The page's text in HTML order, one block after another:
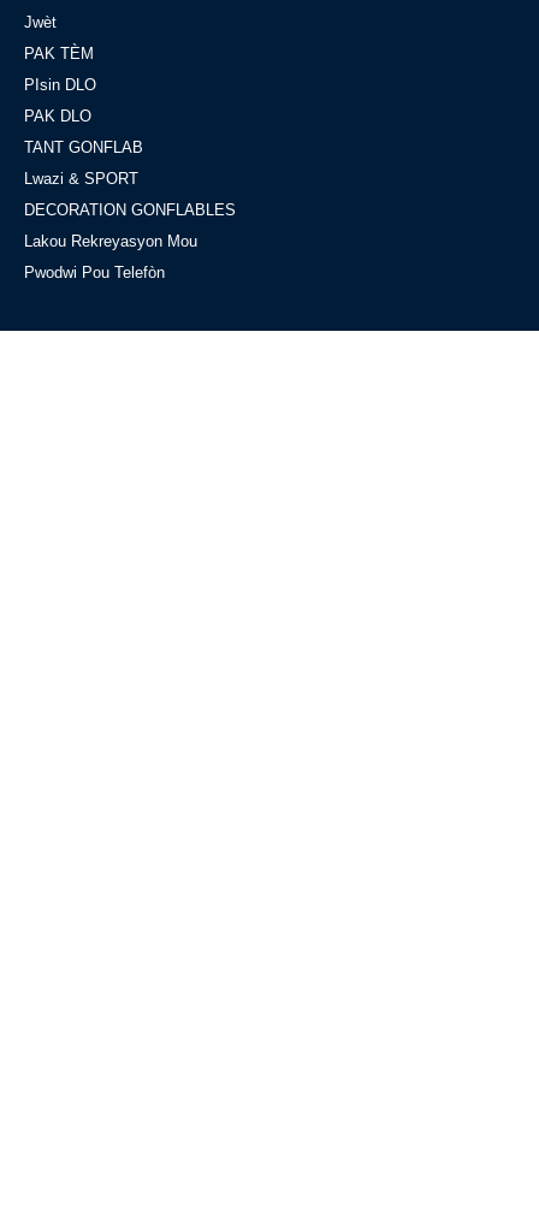
Jwèt
PAK TÈM
PIsin DLO
PAK DLO
TANT GONFLAB
Lwazi & SPORT
DECORATION GONFLABLES
Lakou Rekreyasyon Mou
Pwodwi Pou Telefòn